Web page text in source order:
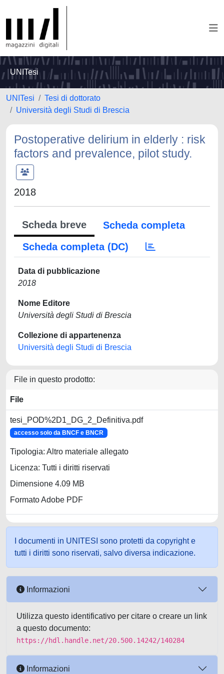
UNITesi
UNITesi
Tesi di dottorato
Università degli Studi di Brescia
Postoperative delirium in elderly : risk
factors and prevalence, pilot study.
2018
Scheda breve
Scheda completa
Scheda completa (DC)
Data di pubblicazione
2018
Nome Editore
Università degli Studi di Brescia
Collezione di appartenenza
Università degli Studi di Brescia
File in questo prodotto:
File
tesi_POD%2D1_DG_2_Definitiva.pdf
accesso solo da BNCF e BNCR
Tipologia: Altro materiale allegato
Licenza: Tutti i diritti riservati
Dimensione 4.09 MB
Formato Adobe PDF
I documenti in UNITESI sono protetti da copyright e
tutti i diritti sono riservati, salvo diversa indicazione.
Informazioni
Utilizza questo identificativo per citare o creare un link
a questo documento:
https://hdl.handle.net/20.500.14242/140284
Informazioni